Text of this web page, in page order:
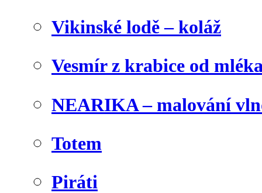
Vikinské lodě – koláž
Vesmír z krabice od
NEARIKA – malování
Totem
Piráti